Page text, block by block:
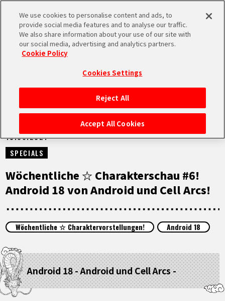
MEN
STARTSEITE
NEUES
HIGHLIGHTS
SPECIALS
INFOS
NEUES
15.06.2021
SPECIALS
Wöchentliche ☆ Charakterschau #6!
Android 18 von Android und Cell Arcs!
Wöchentliche ☆ Charaktervorstellungen! Android 18
Android 18 - Android und Cell Arcs -
We use cookies to personalise content and ads, to
provide social media features and to analyse our traffic.
We also share information about your use of our site with
our social media, advertising and analytics partners.
Cookie Policy
Cookies Settings
Reject All
Accept All Cookies